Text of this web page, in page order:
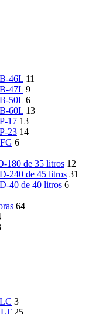
46L 11
47L 9
50L 6
60L 13
17 13
23 14
6
180 de 35 litros 12
240 de 45 litros 31
40 de 40 litros 6
64
3